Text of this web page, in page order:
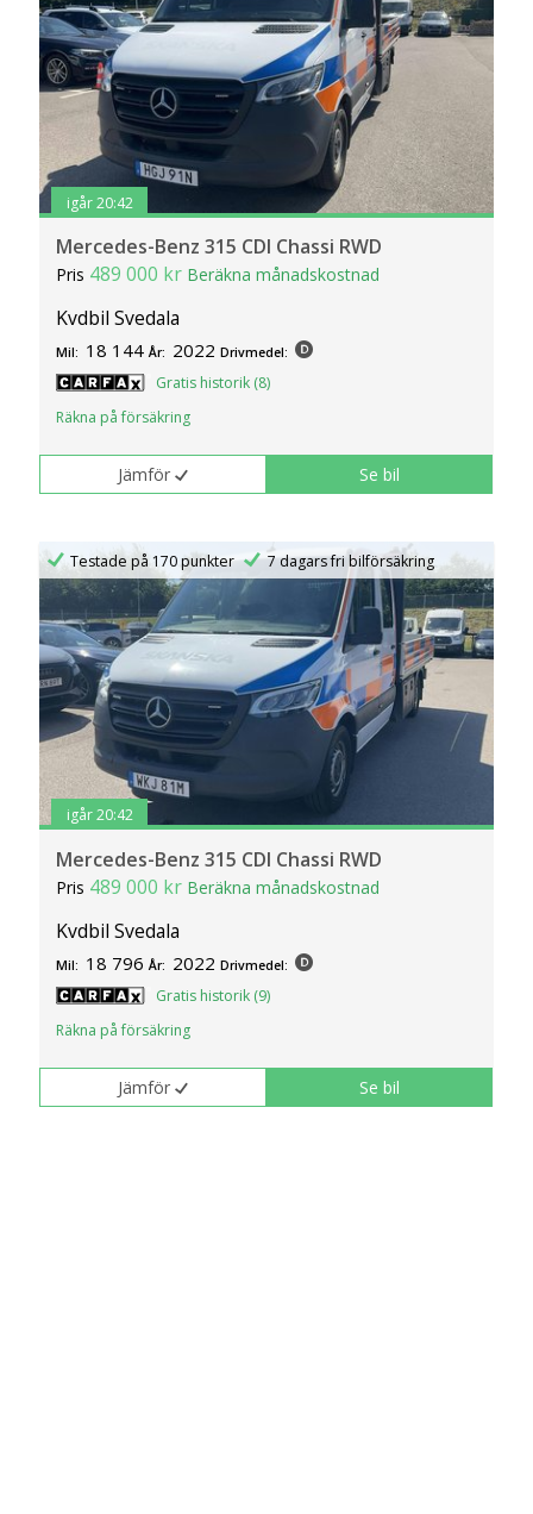
igår 20:42
Mercedes-Benz 315 CDI Chassi RWD
Pris 489 000 kr Beräkna månadskostnad
Kvdbil Svedala
Mil: 18 144 År: 2022 Drivmedel:
Gratis historik (8)
Räkna på försäkring
Jämför Se bil
Testade på 170 punkter 7 dagars fri bilförsäkring
igår 20:42
Mercedes-Benz 315 CDI Chassi RWD
Pris 489 000 kr Beräkna månadskostnad
Kvdbil Svedala
Mil: 18 796 År: 2022 Drivmedel:
Gratis historik (9)
Räkna på försäkring
Jämför Se bil